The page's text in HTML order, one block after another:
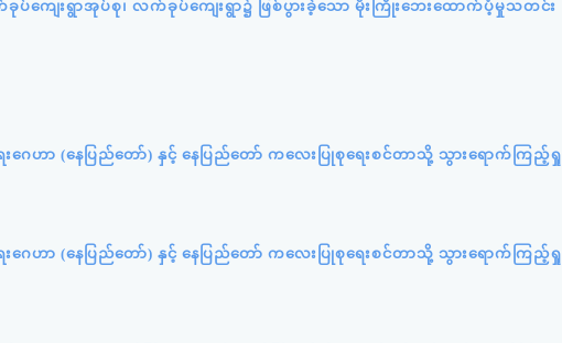
က်ခုပ်ကျေးရွာအုပ်စု၊ လက်ခုပ်ကျေးရွာ၌ ဖြစ်ပွားခဲ့သော မိုးကြိုးဘေးထောက်ပံ့မှုသတင်း
ဂေဟာ (နေပြည်တော်) နှင့် နေပြည်တော် ကလေးပြုစုရေးစင်တာသို့ သွားရောက်ကြည့်ရှု
ဂေဟာ (နေပြည်တော်) နှင့် နေပြည်တော် ကလေးပြုစုရေးစင်တာသို့ သွားရောက်ကြည့်ရှု